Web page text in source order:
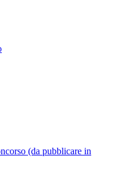
(da pubblicare in